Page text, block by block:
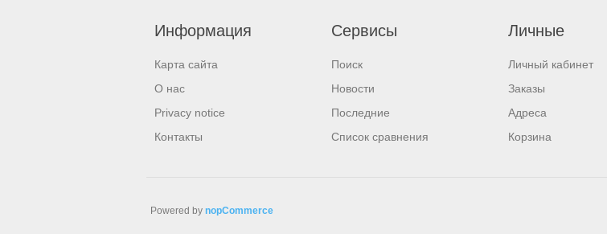
Информация
Карта сайта
О нас
Privacy notice
Контакты
Сервисы
Поиск
Новости
Последние
Список сравнения
Личные
Личный кабинет
Заказы
Адреса
Корзина
Powered by nopCommerce